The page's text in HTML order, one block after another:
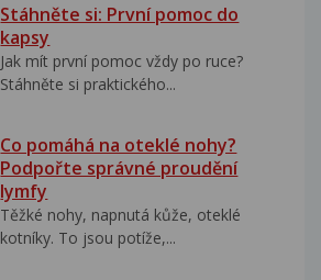
Stáhněte si: První pomoc do
kapsy
Jak mít první pomoc vždy po ruce?
Stáhněte si praktického...
Co pomáhá na oteklé nohy?
Podpořte správné proudění
lymfy
Těžké nohy, napnutá kůže, oteklé
kotníky. To jsou potíže,...